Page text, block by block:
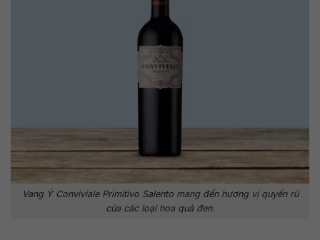
Vang Ý Conviviale Primitivo Salento mang đến hương vị quyến rũ
của các loại hoa quả đen.